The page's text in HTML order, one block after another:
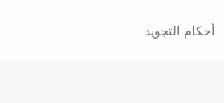
أحكام التجويد